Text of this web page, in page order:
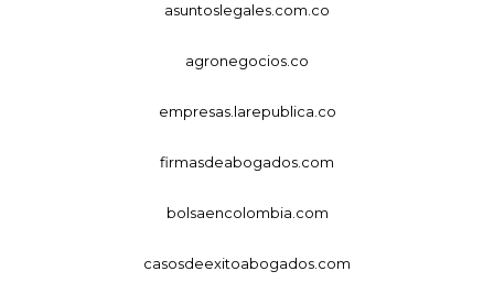
asuntoslegales.com.co
agronegocios.co
empresas.larepublica.co
firmasdeabogados.com
bolsaencolombia.com
casosdeexitoabogados.com